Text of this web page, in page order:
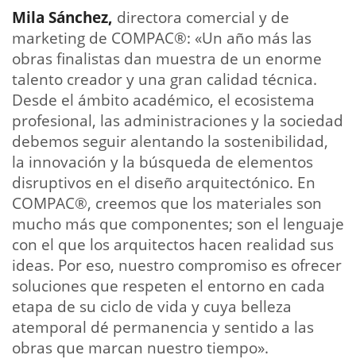
Mila Sánchez, directora comercial y de
marketing de COMPAC®: «Un año más las
obras finalistas dan muestra de un enorme
talento creador y una gran calidad técnica.
Desde el ámbito académico, el ecosistema
profesional, las administraciones y la sociedad
debemos seguir alentando la sostenibilidad,
la innovación y la búsqueda de elementos
disruptivos en el diseño arquitectónico. En
COMPAC®, creemos que los materiales son
mucho más que componentes; son el lenguaje
con el que los arquitectos hacen realidad sus
ideas. Por eso, nuestro compromiso es ofrecer
soluciones que respeten el entorno en cada
etapa de su ciclo de vida y cuya belleza
atemporal dé permanencia y sentido a las
obras que marcan nuestro tiempo».